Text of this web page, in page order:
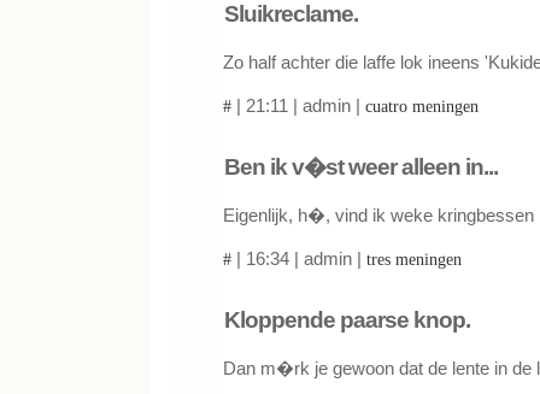
Sluikreclame.
Zo half achter die laffe lok ineens
# | 21:11 | admin | cuatro meningen
Ben ik v�st weer alleen in...
Eigenlijk, h�, vind ik weke kringbessen
# | 16:34 | admin | tres meningen
Kloppende paarse knop.
Dan m�rk je gewoon dat de lente in de